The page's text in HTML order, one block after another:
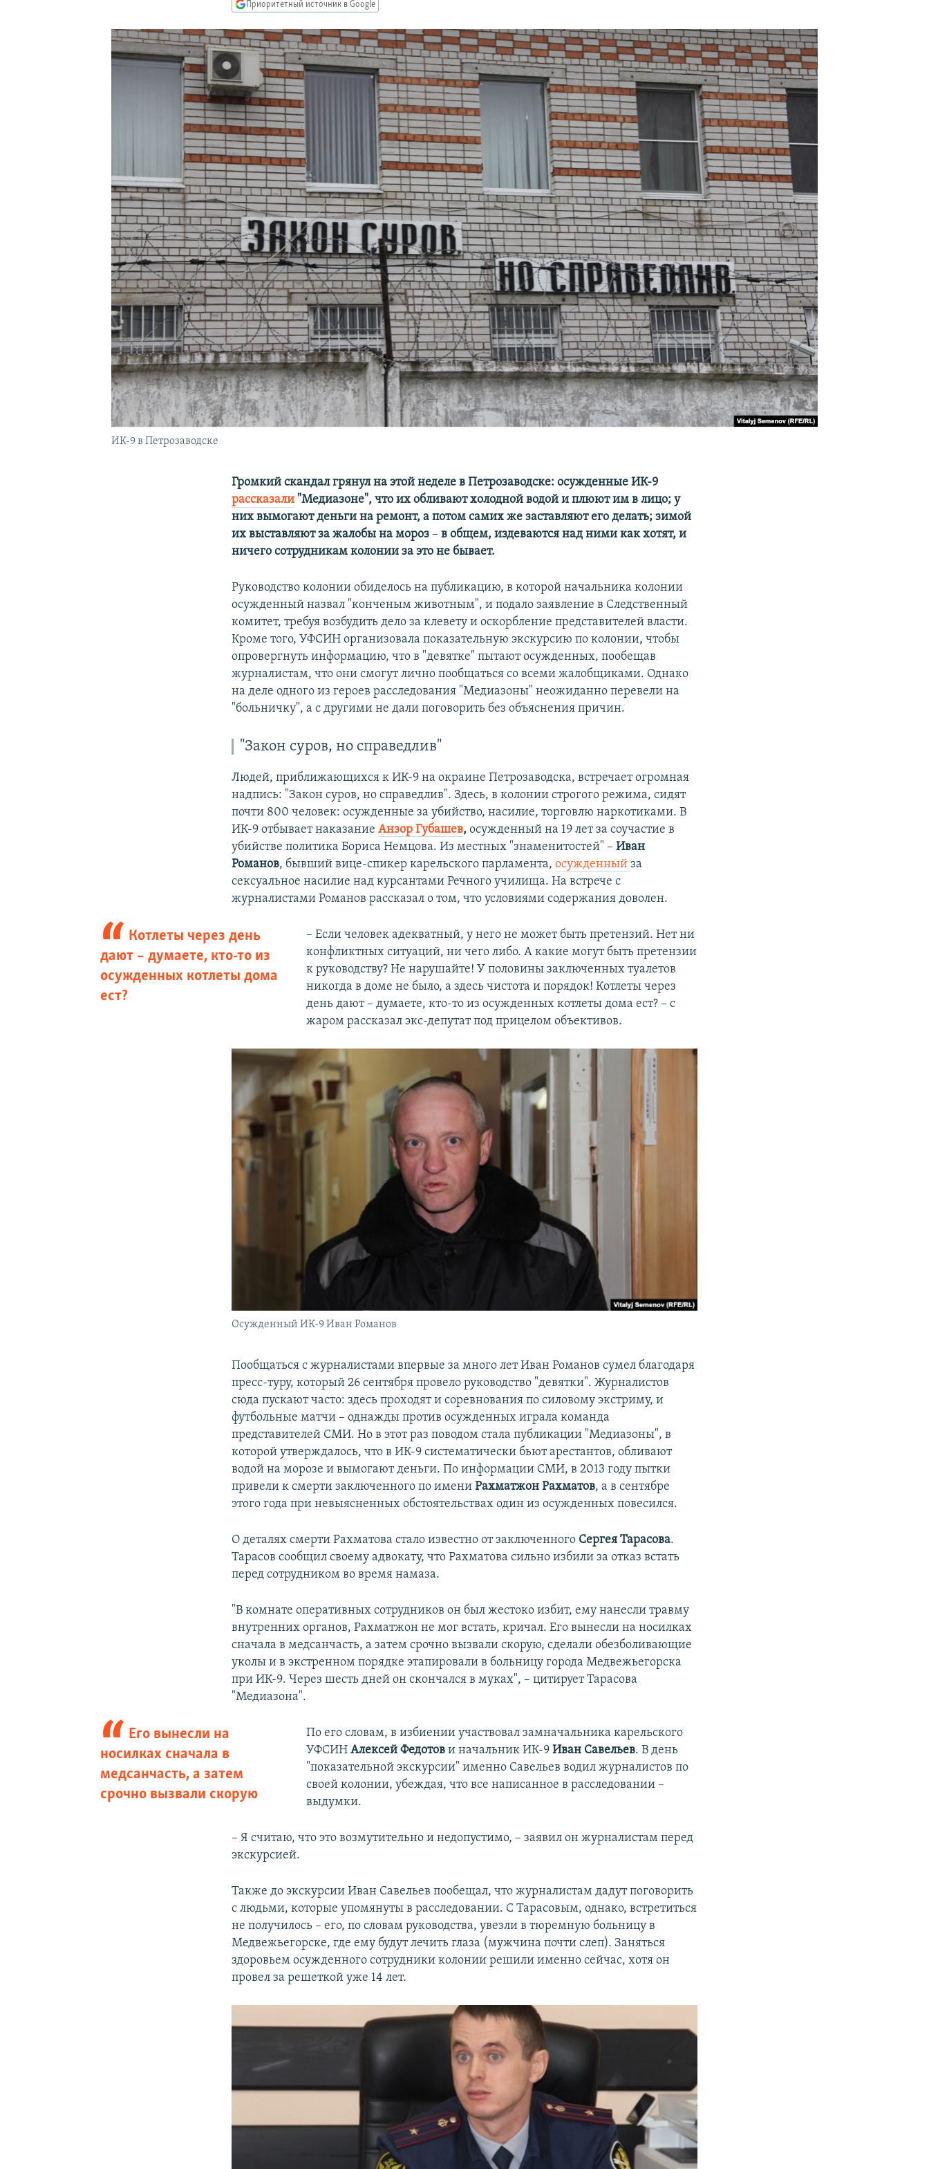
ПОДПИШИТЕСЬ НА РАССЫЛКУ
Приоритетный источник в Google
ИК-9 в Петрозаводске
Громкий скандал грянул на этой неделе в Петрозаводске: осужденные ИК-9
рассказали "Медиазоне", что их обливают холодной водой и плюют им в лицо; у
них вымогают деньги на ремонт, а потом самих же заставляют его делать; зимой
их выставляют за жалобы на мороз –​ в общем, издеваются над ними как хотят, и
ничего сотрудникам колонии за это не бывает.
Руководство колонии обиделось на публикацию, в которой начальника колонии
осужденный назвал "конченым животным", и подало заявление в Следственный
комитет, требуя возбудить дело за клевету и оскорбление представителей власти.
Кроме того, УФСИН организовала показательную экскурсию по колонии, чтобы
опровергнуть информацию, что в "девятке" пытают осужденных, пообещав
журналистам, что они смогут лично пообщаться со всеми жалобщиками. Однако
на деле одного из героев расследования "Медиазоны" неожиданно перевели на
"больничку", а с другими не дали поговорить без объяснения причин.
"Закон суров, но справедлив"
Людей, приближающихся к ИК-9 на окраине Петрозаводска, встречает огромная
надпись: "Закон суров, но справедлив". Здесь, в колонии строгого режима, сидят
почти 800 человек: осужденные за убийство, насилие, торговлю наркотиками. В
ИК-9 отбывает наказаниеАнзор Губашев, осужденный на 19 лет за соучастие в
убийстве политика Бориса Немцова. Из местных "знаменитостей" –Иван
Романов, бывший вице-спикер карельского парламента,осужденныйза
сексуальное насилие над курсантами Речного училища. На встрече с
журналистами Романов рассказал о том, что условиями содержания доволен.
Котлеты через день
дают – думаете, кто-то из
осужденных котлеты дома
ест?
– Если человек адекватный, у него не может быть претензий. Нет ни
конфликтных ситуаций, ни чего либо. А какие могут быть претензии
к руководству? Не нарушайте! У половины заключенных туалетов
никогда в доме не было, а здесь чистота и порядок! Котлеты через
день дают – думаете, кто-то из осужденных котлеты дома ест? – с
жаром рассказал экс-депутат под прицелом объективов.
Осужденный ИК-9 Иван Романов
Пообщаться с журналистами впервые за много лет Иван Романов сумел благодаря
пресс-туру, который 26 сентября провело руководство "девятки". Журналистов
сюда пускают часто: здесь проходят и соревнования по силовому экстриму, и
футбольные матчи – однажды против осужденных играла команда
представителей СМИ. Но в этот раз поводом стала публикации "Медиазоны", в
которой утверждалось, что в ИК-9 систематически бьют арестантов, обливают
водой на морозе и вымогают деньги. По информации СМИ, в 2013 году пытки
привели к смерти заключенного по имениРахматжон Рахматов, а в сентябре
этого года при невыясненных обстоятельствах один из осужденных повесился.
О деталях смерти Рахматова стало известно от заключенного Сергея Тарасова.
Тарасов сообщил своему адвокату, что Рахматова сильно избили за отказ встать
перед сотрудником во время намаза.
"В комнате оперативных сотрудников он был жестоко избит, ему нанесли травму
внутренних органов, Рахматжон не мог встать, кричал. Его вынесли на носилках
сначала в медсанчасть, а затем срочно вызвали скорую, сделали обезболивающие
уколы и в экстренном порядке этапировали в больницу города Медвежьегорска
при ИК-9. Через шесть дней он скончался в муках", – цитирует Тарасова
"Медиазона".
Его вынесли на
носилках сначала в
медсанчасть, а затем
срочно вызвали скорую
По его словам, в избиении участвовал замначальника карельского
УФСИН Алексей Федотови начальник ИК-9 Иван Савельев. В день
"показательной экскурсии" именно Савельев водил журналистов по
своей колонии, убеждая, что все написанное в расследовании –
выдумки.
– Я считаю, что это возмутительно и недопустимо, – заявил он журналистам перед
экскурсией.
Также до экскурсии Иван Савельев пообещал, что журналистам дадут поговорить
с людьми, которые упомянуты в расследовании. С Тарасовым, однако, встретиться
не получилось – его, по словам руководства, увезли в тюремную больницу в
Медвежьегорске, где ему будут лечить глаза (мужчина почти слеп). Заняться
здоровьем осужденного сотрудники колонии решили именно сейчас, хотя он
провел за решеткой уже 14 лет.